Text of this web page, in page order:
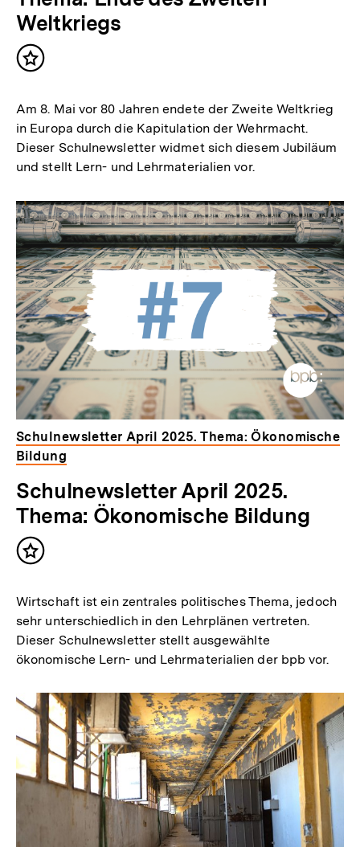
Weltkriegs
Inhalt
Am 8. Mai vor 80 Jahren endete der Zweite Weltkrieg
in Europa durch die Kapitulation der Wehrmacht.
Dieser Schulnewsletter widmet sich diesem Jubiläum
und stellt Lern- und Lehrmaterialien vor.
Schulnewsletter April 2025. Thema: Ökonomische
Bildung
Schulnewsletter April 2025.
Thema: Ökonomische Bildung
Inhalt
Wirtschaft ist ein zentrales politisches Thema, jedoch
sehr unterschiedlich in den Lehrplänen vertreten.
Dieser Schulnewsletter stellt ausgewählte
ökonomische Lern- und Lehrmaterialien der bpb vor.